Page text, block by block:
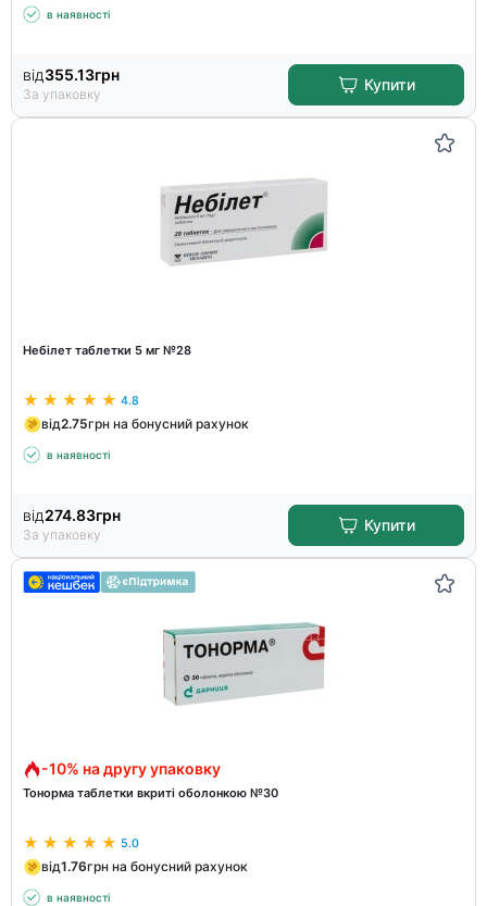
в наявності
від355.13грн
За упаковку
Купити
Небілет таблетки 5 мг №28
4.8
від2.75грн на бонусний рахунок
в наявності
від274.83грн
За упаковку
Купити
-10% на другу упаковку
Тонорма таблетки вкриті оболонкою №30
5.0
від1.76грн на бонусний рахунок
в наявності